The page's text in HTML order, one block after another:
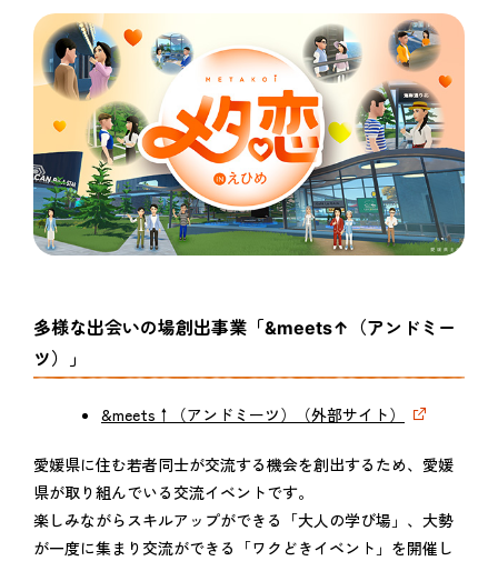
多様な出会いの場創出事業「&meets↑（アンドミー
ツ）」
&meets↑（アンドミーツ）（外部サイト）
愛媛県に住む若者同士が交流する機会を創出するため、愛媛
県が取り組んでいる交流イベントです。
楽しみながらスキルアップができる「大人の学び場」、大勢
が一度に集まり交流ができる「ワクどきイベント」を開催し